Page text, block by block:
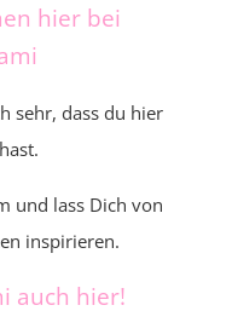
hier bei
sehr, dass du hier
und lass Dich von
inspirieren.
auch hier!